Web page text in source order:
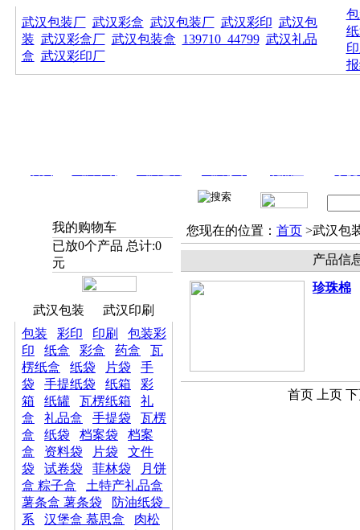
武汉包装厂 武汉彩盒 武汉包装厂 武汉彩印 武汉包
装 武汉彩盒厂 武汉包装盒 139710_44799 武汉礼品
盒 武汉彩印厂
我的购物车
已放0个产品 总计:0
元
武汉包装
武汉印刷
包装
彩印 印刷
包装彩
印
纸盒 彩盒 药盒
瓦
楞纸盒
纸袋 片袋
手
袋
手提纸袋 纸箱
彩
箱
纸罐 瓦楞纸箱
礼
盒
礼品盒 手提袋
瓦楞
盒
纸袋 档案袋
档案
盒
资料袋 片袋
文件
袋
试卷袋 菲林袋
月饼
盒 粽子盒
土特产礼品盒
薯条盒 薯条袋
防油纸袋_
系
汉堡盒 慕思盒
肉松
您现在的位置： 首页 >武汉包
产品信
珍珠棉
首页 上页